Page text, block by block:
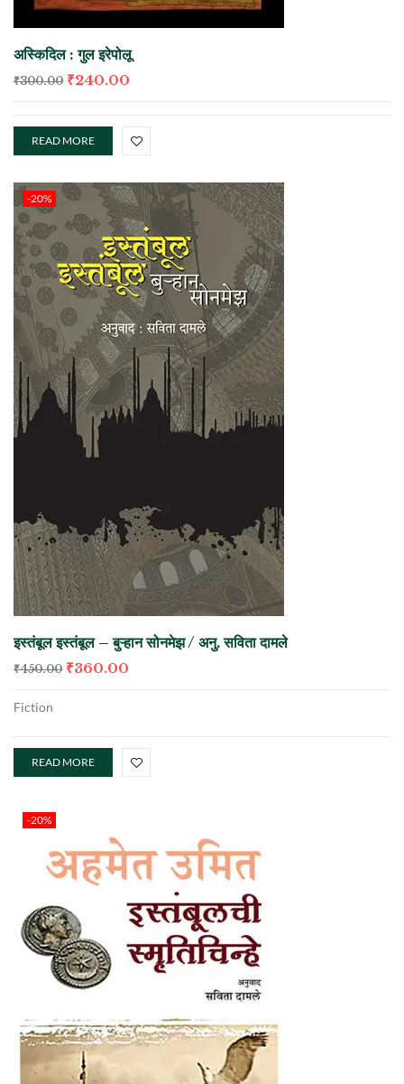
अस्किदिल : गुल इरेपोलू
₹300.00 ₹240.00
READ MORE
-20%
इस्तंबूल इस्तंबूल – बुऱ्हान सोनमेझ / अनु. सविता दामले
₹450.00 ₹360.00
Fiction
READ MORE
-20%